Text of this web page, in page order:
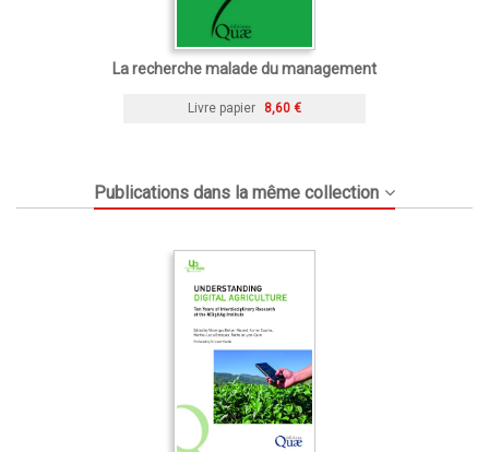
La recherche malade du management
Livre papier 8,60 €
Publications dans la même collection